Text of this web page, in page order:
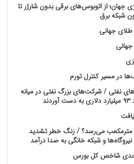
جهان؛ از اتوبوس‌های برقی بدون شارژر تا
شبکه برق
جهانی
در مسیر کنترل تورم
نفتی / شرکت‌های بزرگ نفتی در میانه
به ۸۴۰ میلیون مترمکعب می‌رسد؟ / زنگ خطر تشدید
و شبکه خانگی به صدا درآمد